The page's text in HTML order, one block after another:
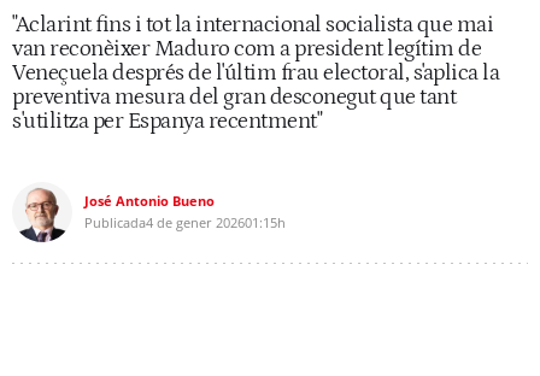
"Aclarint fins i tot la internacional socialista que mai
van reconèixer Maduro com a president legítim de
Veneçuela després de l'últim frau electoral, s'aplica la
preventiva mesura del gran desconegut que tant
s'utilitza per Espanya recentment"
José Antonio Bueno
Publicada4 de gener 202601:15h